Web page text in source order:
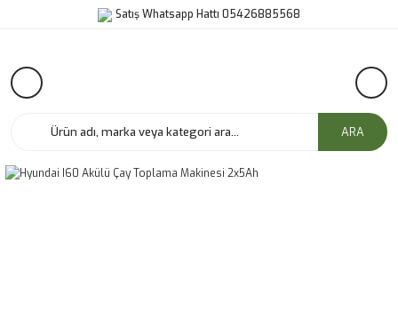
Satış Whatsapp Hattı 05426885568
ARA